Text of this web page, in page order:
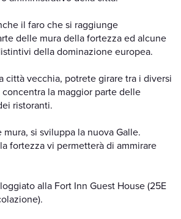
il faro che si raggiunge
delle mura della fortezza ed alcune
della dominazione europea.
città vecchia, potrete girare tra i diversi
la maggior parte delle
ristoranti.
si sviluppa la nuova Galle.
fortezza vi permetterà di ammirare
alla Fort Inn Guest House (25E